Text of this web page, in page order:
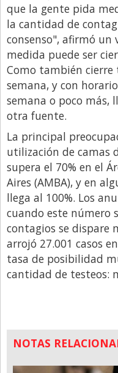
Santa Fe
Show Business
Sociedad
Tecnología
Tendencias
Viajes
que la gente pida
la cantidad de
consenso", afirmó un
medida puede ser
Como también
semana, y con
semana o poco más,
otra fuente.
La principal
utilización de camas
supera el 70% en el
Aires (AMBA), y en
llega al 100%. Los
cuando este número
contagios se dispare
arrojó 27.001 casos
tasa de posibilidad
cantidad de testeos:
NOTAS